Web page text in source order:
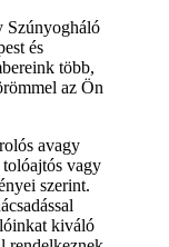
Szúnyogháló
és
több,
az Ön
avagy
vagy
szerint.
kiváló